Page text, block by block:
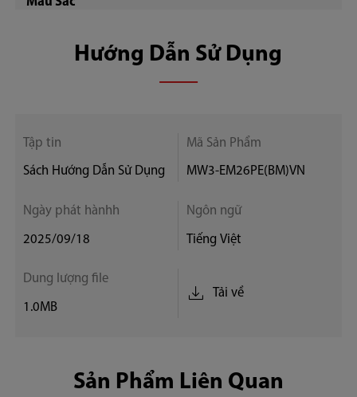
Điều khiển
Điện tử
11
Hướng Dẫn Sử Dụng
Tập tin
Sách Hướng Dẫn Sử Dụng
Mã Sản Phẩm
MW3-EM26PE(BM)VN
Ngày phát hànhh
2025/09/18
Ngôn ngữ
Tiếng Việt
Dung lượng file
1.0MB
Tải về
Sản Phẩm Liên Quan